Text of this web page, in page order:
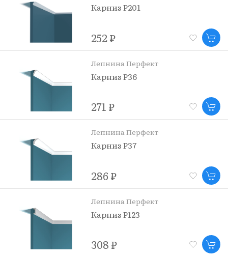
Карниз P201
252 ₽
Лепнина Перфект
Карниз P36
271 ₽
Лепнина Перфект
Карниз P37
286 ₽
Лепнина Перфект
Карниз P123
308 ₽